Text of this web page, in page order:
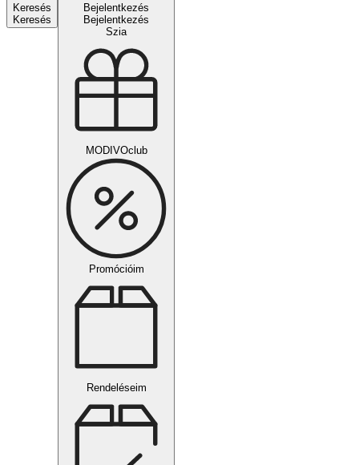
Keresés
Keresés
Bejelentkezés
Bejelentkezés
Szia
MODIVOclub
Promócióim
Rendeléseim